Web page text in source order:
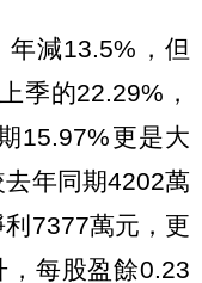
減13.5%，但
季的22.29%，
15.97%更是大
年同期4202萬
7377萬元，更
每股盈餘0.23